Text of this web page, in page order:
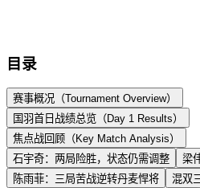
目录
赛事概况（Tournament Overview）
国羽首日战绩总览（Day 1 Results）
焦点战回顾（Key Match Analysis）
石宇奇：两局险胜，状态仍需调整
梁
陈雨菲：三局苦战逆转丹麦悍将
混双